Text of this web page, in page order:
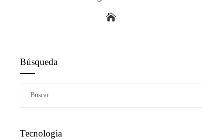
Búsqueda
Tecnologia